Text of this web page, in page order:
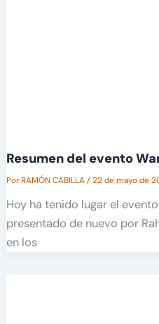
Resumen del evento
PorRAMÓN CABILLA/22 de mayo de
Hoy ha tenido lugar el
presentado de nuevo por
en los